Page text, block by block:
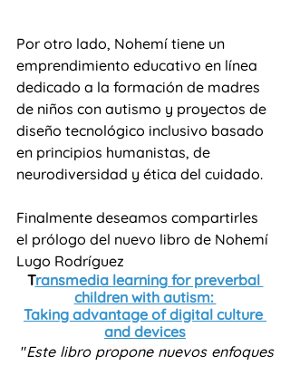
Por otro lado, Nohemí tiene un
emprendimiento educativo en línea
dedicado a la formación de madres
de niños con autismo y proyectos de
diseño tecnológico inclusivo basado
en principios humanistas, de
neurodiversidad y ética del cuidado.
Finalmente deseamos compartirles
el prólogo del nuevo libro de Nohemí
Lugo Rodríguez
Transmedia learning for preverbal
children with autism:
Taking advantage of digital culture
and devices
"Este libro propone nuevos enfoques